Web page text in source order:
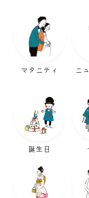
マタニティ ニ
誕生日